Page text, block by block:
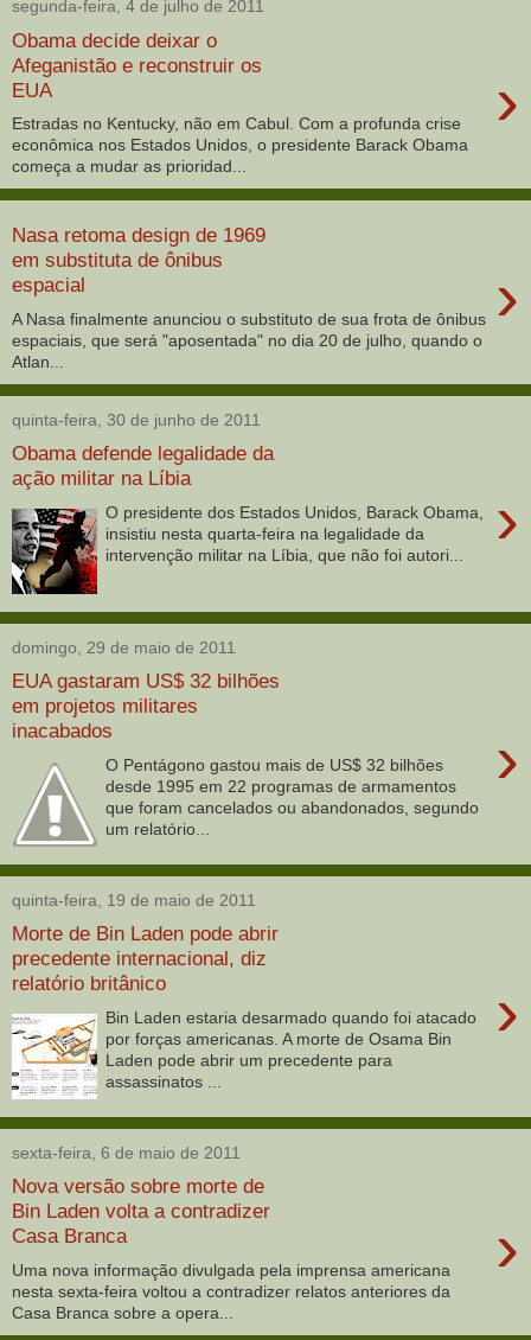
segunda-feira, 4 de julho de 2011
Obama decide deixar o
Afeganistão e reconstruir os
EUA
›
Estradas no Kentucky, não em Cabul. Com a profunda crise
econômica nos Estados Unidos, o presidente Barack Obama
começa a mudar as prioridad...
Nasa retoma design de 1969
em substituta de ônibus
espacial
›
A Nasa finalmente anunciou o substituto de sua frota de ônibus
espaciais, que será "aposentada" no dia 20 de julho, quando o
Atlan...
quinta-feira, 30 de junho de 2011
Obama defende legalidade da
ação militar na Líbia
›
O presidente dos Estados Unidos, Barack Obama,
insistiu nesta quarta-feira na legalidade da
intervenção militar na Líbia, que não foi autori...
domingo, 29 de maio de 2011
EUA gastaram US$ 32 bilhões
em projetos militares
inacabados
›
O Pentágono gastou mais de US$ 32 bilhões
desde 1995 em 22 programas de armamentos
que foram cancelados ou abandonados, segundo
um relatório...
quinta-feira, 19 de maio de 2011
Morte de Bin Laden pode abrir
precedente internacional, diz
relatório britânico
›
Bin Laden estaria desarmado quando foi atacado
por forças americanas. A morte de Osama Bin
Laden pode abrir um precedente para
assassinatos ...
sexta-feira, 6 de maio de 2011
Nova versão sobre morte de
Bin Laden volta a contradizer
Casa Branca
›
Uma nova informação divulgada pela imprensa americana
nesta sexta-feira voltou a contradizer relatos anteriores da
Casa Branca sobre a opera...